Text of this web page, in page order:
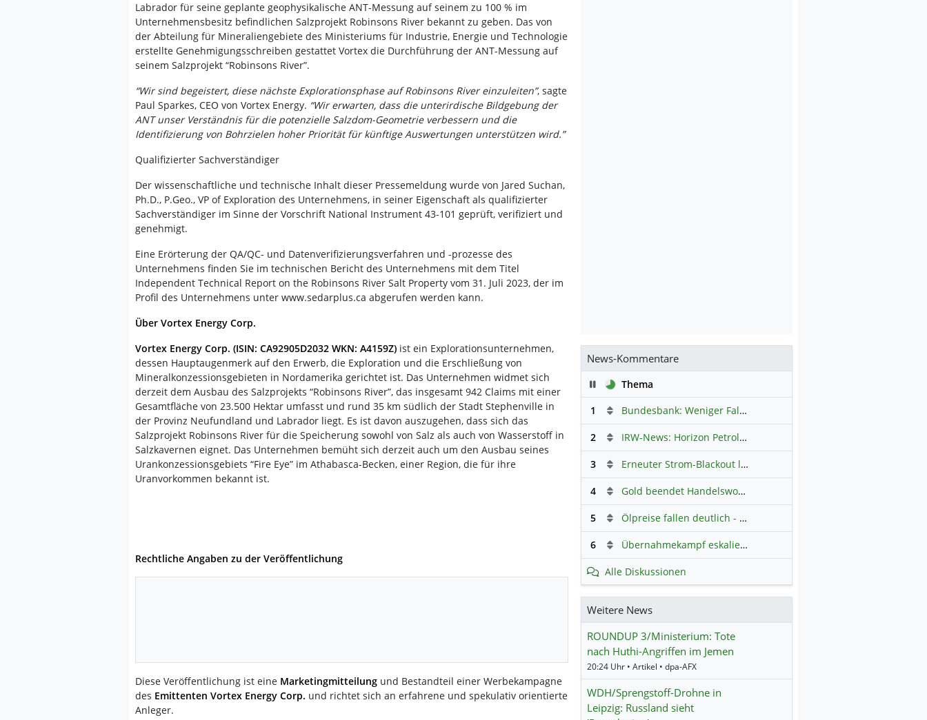
Labrador für seine geplante geophysikalische ANT-Messung auf seinem zu 100 % im
Unternehmensbesitz befindlichen Salzprojekt Robinsons River bekannt zu geben. Das von
der Abteilung für Mineraliengebiete des Ministeriums für Industrie, Energie und Technologie
erstellte Genehmigungsschreiben gestattet Vortex die Durchführung der ANT-Messung auf
seinem Salzprojekt “Robinsons River”.
“Wir sind begeistert, diese nächste Explorationsphase auf Robinsons River einzuleiten”, sagte
Paul Sparkes, CEO von Vortex Energy. “Wir erwarten, dass die unterirdische Bildgebung der
ANT unser Verständnis für die potenzielle Salzdom-Geometrie verbessern und die
Identifizierung von Bohrzielen hoher Priorität für künftige Auswertungen unterstützen wird.”
Qualifizierter Sachverständiger
Der wissenschaftliche und technische Inhalt dieser Pressemeldung wurde von Jared Suchan,
Ph.D., P.Geo., VP of Exploration des Unternehmens, in seiner Eigenschaft als qualifizierter
Sachverständiger im Sinne der Vorschrift National Instrument 43-101 geprüft, verifiziert und
genehmigt.
Eine Erörterung der QA/QC- und Datenverifizierungsverfahren und -prozesse des
Unternehmens finden Sie im technischen Bericht des Unternehmens mit dem Titel
Independent Technical Report on the Robinsons River Salt Property vom 31. Juli 2023, der im
Profil des Unternehmens unter www.sedarplus.ca abgerufen werden kann.
Über Vortex Energy Corp.
Vortex Energy Corp. (ISIN: CA92905D2032 WKN: A4159Z) ist ein Explorationsunternehmen,
dessen Hauptaugenmerk auf den Erwerb, die Exploration und die Erschließung von
Mineralkonzessionsgebieten in Nordamerika gerichtet ist. Das Unternehmen widmet sich
derzeit dem Ausbau des Salzprojekts “Robinsons River”, das insgesamt 942 Claims mit einer
Gesamtfläche von 23.500 Hektar umfasst und rund 35 km südlich der Stadt Stephenville in
der Provinz Neufundland und Labrador liegt. Es ist davon auszugehen, dass sich das
Salzprojekt Robinsons River für die Speicherung sowohl von Salz als auch von Wasserstoff in
Salzkavernen eignet. Das Unternehmen bemüht sich derzeit auch um den Ausbau seines
Urankonzessionsgebiets “Fire Eye” im Athabasca-Becken, einer Region, die für ihre
Uranvorkommen bekannt ist.
Rechtliche Angaben zu der Veröffentlichung
Diese Veröffentlichung ist eine Marketingmitteilung und Bestandteil einer Werbekampagne
des Emittenten Vortex Energy Corp. und richtet sich an erfahrene und spekulativ orientierte
Anleger.
News-Kommentare
PauseThema
1
Bundesbank: Weniger Falschgeld in Deutschland
2 IRW-News: Horizon Petroleum Ltd. : Horizon Petroleum beginnt mit der Testförderung im Projekt Lachowice in Polen und schließt die Platzierung einer überzeichneten Wandelanleihe ab
3 Erneuter Strom-Blackout legt ganz Kuba lahm
4 Gold beendet Handelswoche mit Knall: Barrick Mining – Ist diese Aktie wieder ein Kauf?
5 Ölpreise fallen deutlich - Fortschritte zwischen USA und Iran belasten
6 Übernahmekampf eskaliert: Wird die Commerzbank italienisch?
Alle Diskussionen
Weitere News
ROUNDUP 3/Ministerium: Tote
nach Huthi-Angriffen im Jemen
20:24 Uhr • Artikel • dpa-AFX
WDH/Sprengstoff-Drohne in
Leipzig: Russland sieht